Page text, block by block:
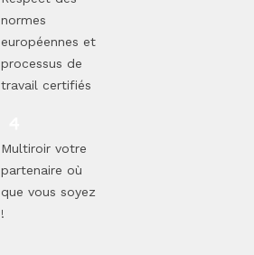
normes
européennes et
processus de
travail certifiés
Multiroir votre
partenaire où
que vous soyez
!